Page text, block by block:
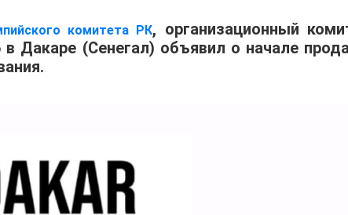
комитета РК, организационный
Дакаре (Сенегал) объявил о начале